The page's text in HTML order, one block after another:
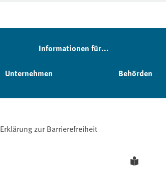
Informationen für...
Unternehmen Behörden
Erklärung zur Barrierefreiheit